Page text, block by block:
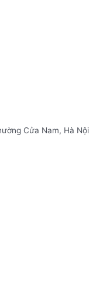
Cửa Nam, Hà Nội